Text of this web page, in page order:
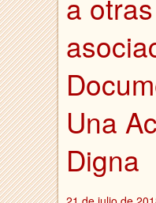
a
Una
Digna